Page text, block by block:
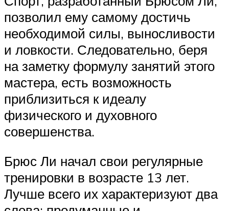
позволил ему самому достичь
необходимой силы, выносливости
и ловкости. Следовательно, беря
на заметку формулу занятий этого
мастера, есть возможность
приблизиться к идеалу
физического и духовного
совершенства.
Брюс Ли начал свои регулярные
тренировки в возрасте 13 лет.
Лучше всего их характеризуют два